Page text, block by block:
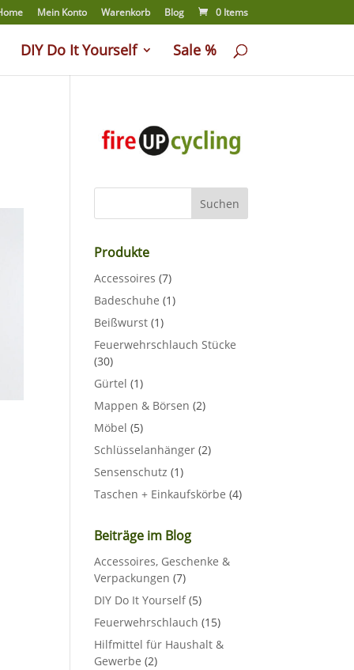
Mein Konto Warenkorb Blog 0 Items
DIY Do It Yourself Sale %
Produkte
Accessoires (7)
Badeschuhe (1)
Beißwurst (1)
Feuerwehrschlauch Stücke
(30)
Gürtel (1)
Mappen & Börsen (2)
Möbel (5)
Schlüsselanhänger (2)
Sensenschutz (1)
Taschen + Einkaufskörbe (4)
Beiträge im Blog
Accessoires, Geschenke &
Verpackungen (7)
DIY Do It Yourself(5)
Feuerwehrschlauch (15)
Hilfmittel für Haushalt &
Gewerbe (2)